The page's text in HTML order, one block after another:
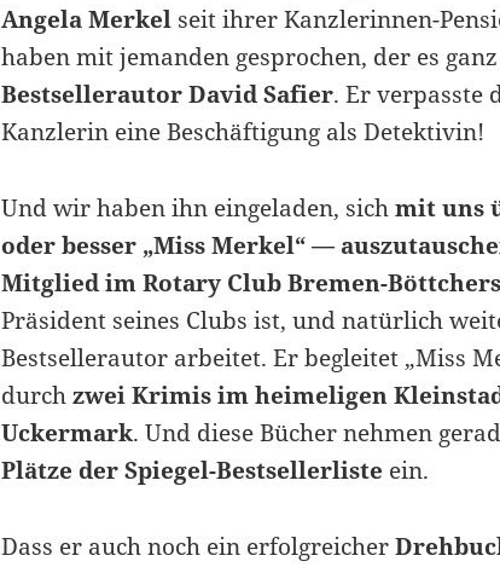
Angela Merkel seit ihrer Kanzlerinnen-
haben mit jemanden gesprochen, der es
Bestsellerautor David Safier. Er verpasste
Kanzlerin eine Beschäftigung als Detektivin!
Und wir haben ihn eingeladen, sichmit uns
oder besser „Miss Merkel“ —
Mitglied im Rotary Club Bremen-
Präsident seines Clubs ist, und natürlich
Bestsellerautor arbeitet. Er begleitet „Miss
durchzwei Krimis im heimeligen
Uckermark. Und diese Bücher nehmen
Plätze der Spiegel-Bestsellerliste ein.
Dass er auch noch ein erfolgreicher